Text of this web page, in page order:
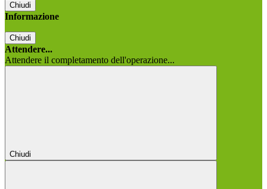
Chiudi
Informazione
Chiudi
Attendere...
Attendere il completamento dell'operazione...
Chiudi